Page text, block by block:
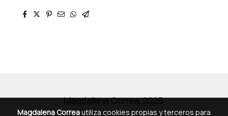
Magdalena Correa, 2025
Magdalena Correautiliza cookies propias y terceros para